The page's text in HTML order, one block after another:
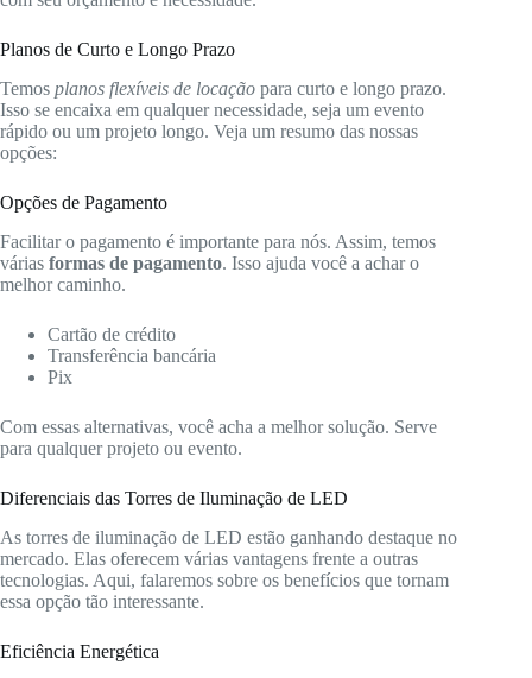
Planos de Curto e Longo Prazo
Temos planos flexíveis de locação para curto e longo prazo.
Isso se encaixa em qualquer necessidade, seja um evento
rápido ou um projeto longo. Veja um resumo das nossas
opções:
Opções de Pagamento
Facilitar o pagamento é importante para nós. Assim, temos
várias formas de pagamento. Isso ajuda você a achar o
melhor caminho.
Cartão de crédito
Transferência bancária
Pix
Com essas alternativas, você acha a melhor solução. Serve
para qualquer projeto ou evento.
Diferenciais das Torres de Iluminação de LED
As torres de iluminação de LED estão ganhando destaque no
mercado. Elas oferecem várias vantagens frente a outras
tecnologias. Aqui, falaremos sobre os benefícios que tornam
essa opção tão interessante.
Eficiência Energética